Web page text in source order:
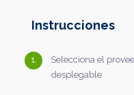
Instrucciones
Selecciona el
desplegable